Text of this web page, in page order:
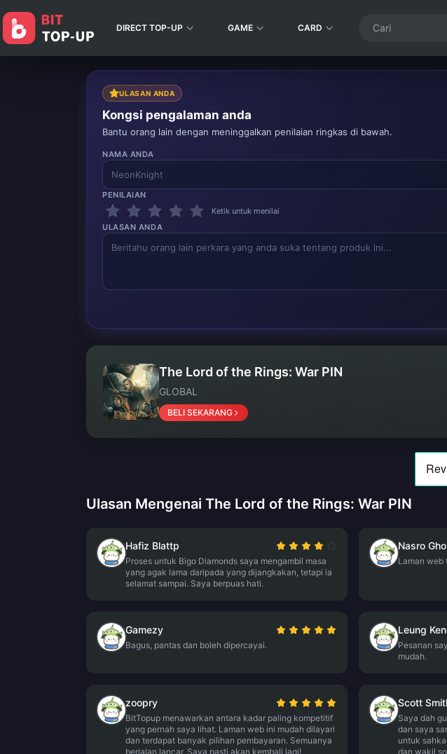
DIRECT TOP-UP GAME CARD
ULASAN ANDA
Kongsi pengalaman anda
Bantu orang lain dengan meninggalkan penilaian ringkas di bawah.
NAMA ANDA
PENILAIAN
Ketik untuk menilai
ULASAN ANDA
The Lord of the Rings: War PIN
GLOBAL
BELI SEKARANG
Ulasan Mengenai The Lord of the Rings: War PIN
Hafiz Blattp
Proses untuk Bigo Diamonds saya mengambil masa
yang agak lama daripada yang dijangkakan, tetapi ia
selamat sampai. Saya berpuas hati.
Nasro
Laman web
Gamezy
Bagus, pantas dan boleh dipercayai.
Leung
Pesanan
mudah.
zoopry
BitTopup menawarkan antara kadar paling kompetitif
yang pernah saya lihat. Laman web ini mudah dilayari
dan terdapat banyak pilihan pembayaran. Semuanya
berjalan lancar. Saya pasti akan kembali lagi!
Scott
Saya dah
dan saya
untuk
dan wakil